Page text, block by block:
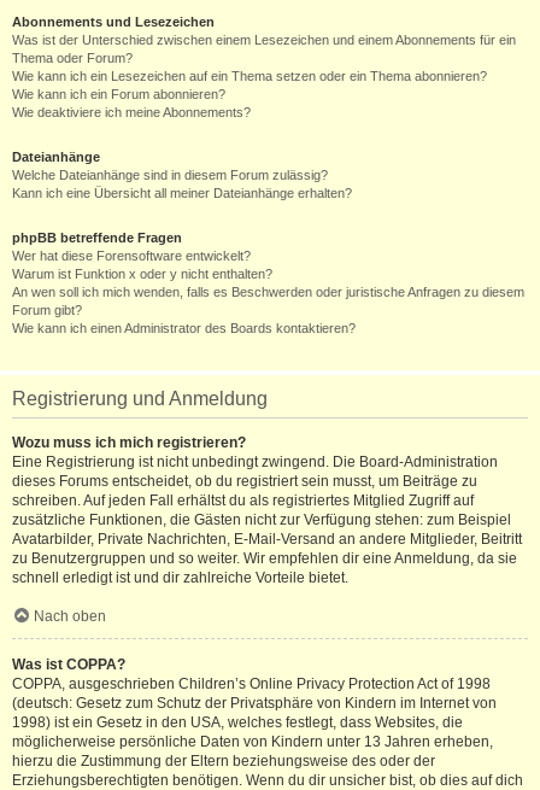
Abonnements und Lesezeichen
Was ist der Unterschied zwischen einem Lesezeichen und einem Abonnements für ein
Thema oder Forum?
Wie kann ich ein Lesezeichen auf ein Thema setzen oder ein Thema abonnieren?
Wie kann ich ein Forum abonnieren?
Wie deaktiviere ich meine Abonnements?
Dateianhänge
Welche Dateianhänge sind in diesem Forum zulässig?
Kann ich eine Übersicht all meiner Dateianhänge erhalten?
phpBB betreffende Fragen
Wer hat diese Forensoftware entwickelt?
Warum ist Funktion x oder y nicht enthalten?
An wen soll ich mich wenden, falls es Beschwerden oder juristische Anfragen zu diesem
Forum gibt?
Wie kann ich einen Administrator des Boards kontaktieren?
Registrierung und Anmeldung
Wozu muss ich mich registrieren?
Eine Registrierung ist nicht unbedingt zwingend. Die Board-Administration
dieses Forums entscheidet, ob du registriert sein musst, um Beiträge zu
schreiben. Auf jeden Fall erhältst du als registriertes Mitglied Zugriff auf
zusätzliche Funktionen, die Gästen nicht zur Verfügung stehen: zum Beispiel
Avatarbilder, Private Nachrichten, E-Mail-Versand an andere Mitglieder, Beitritt
zu Benutzergruppen und so weiter. Wir empfehlen dir eine Anmeldung, da sie
schnell erledigt ist und dir zahlreiche Vorteile bietet.
Nach oben
Was ist COPPA?
COPPA, ausgeschrieben Children’s Online Privacy Protection Act of 1998
(deutsch: Gesetz zum Schutz der Privatsphäre von Kindern im Internet von
1998) ist ein Gesetz in den USA, welches festlegt, dass Websites, die
möglicherweise persönliche Daten von Kindern unter 13 Jahren erheben,
hierzu die Zustimmung der Eltern beziehungsweise des oder der
Erziehungsberechtigten benötigen. Wenn du dir unsicher bist, ob dies auf dich